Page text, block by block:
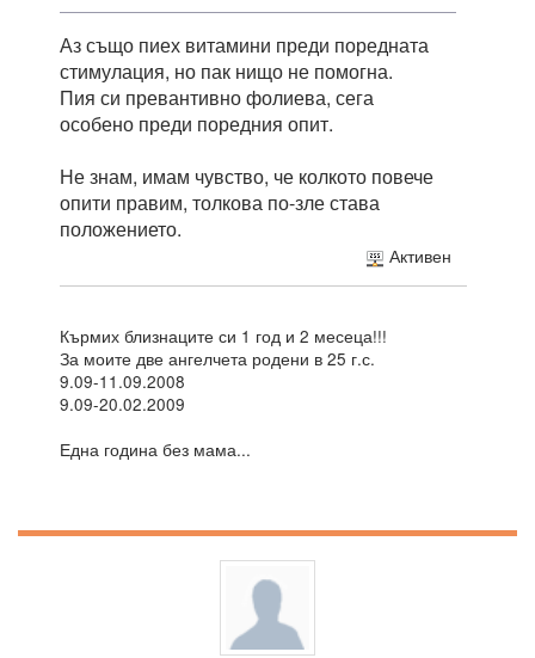
Аз също пиех витамини преди поредната
стимулация, но пак нищо не помогна.
Пия си превантивно фолиева, сега
особено преди поредния опит.
Не знам, имам чувство, че колкото повече
опити правим, толкова по-зле става
положението.
Активен
Кърмих близнаците си 1 год и 2 месеца!!!
За моите две ангелчета родени в 25 г.с.
9.09-11.09.2008
9.09-20.02.2009
Една година без мама...